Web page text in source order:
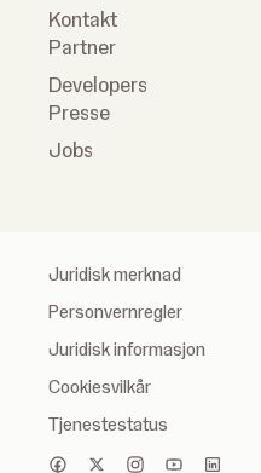
Kontakt
Partner
Developers
Presse
Jobs
Juridisk merknad
Personvernregler
Juridisk informasjon
Cookiesvilkår
Tjenestestatus